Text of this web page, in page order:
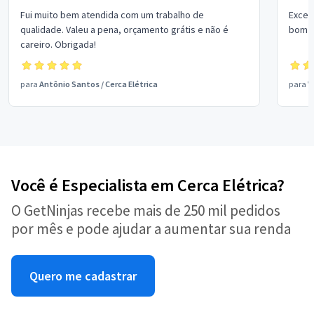
Fui muito bem atendida com um trabalho de
qualidade. Valeu a pena, orçamento grátis e não é
careiro. Obrigada!
para Antônio Santos /Cerca Elétrica
bom
para
Você é Especialista em Cerca Elétrica?
O GetNinjas recebe mais de 250 mil pedidos
por mês e pode ajudar a aumentar sua renda
Quero me cadastrar